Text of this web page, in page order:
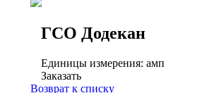
ГСО Додекан
Единицы измерения: амп
Заказать
Возврат к списку